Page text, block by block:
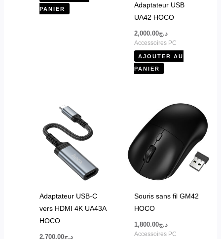
PANIER
Adaptateur USB
UA42 HOCO
د.ج2,000.00
Accessoires PC
AJOUTER AU
PANIER
Adaptateur USB-C
vers HDMI 4K UA43A
HOCO
د.ج2,700.00
Souris sans fil GM42
HOCO
د.ج1,800.00
Accessoires PC